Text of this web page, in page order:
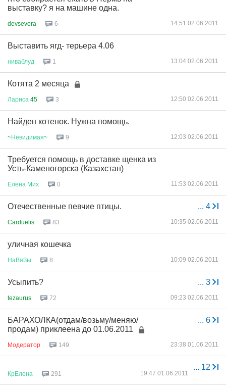
выставку? я на машине одна.
devsevera 6 14:51 02.06.2011
Выставить ягд- терьера 4.06
ниваблуд 1 13:04 02.06.2011
Котята 2 месяца
Лариса 45 3 12:50 02.06.2011
Найден котенок. Нужна помощь.
~Невидимая~ 9 12:03 02.06.2011
Требуется помощь в доставке щенка из
Усть-Каменогорска (Казахстан)
Елена Мих 0 11:53 02.06.2011
... 4
Отечественные певчие птицы.
Carduelis 83 10:35 02.06.2011
уличная кошечка
НаВяЗы 8 10:09 02.06.2011
... 3
Усыпить?
tezaurus 72 09:23 02.06.2011
... 6
БАРАХОЛКА(отдам/возьму/меняю/
продам) приклеена до 01.06.2011
Модератор 149 23:38 01.06.2011
... 12
КрЕлена 291 19:47 01.06.2011